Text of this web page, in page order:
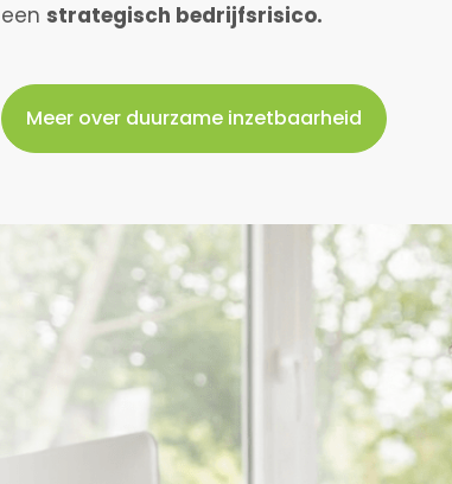
een strategisch bedrijfsrisico.
Meer over duurzame inzetbaarheid